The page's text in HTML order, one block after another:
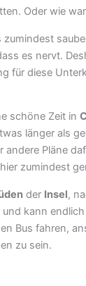
Oder wie
es nervt.
für diese
schöne Zeit in
länger als
andere Pläne
zumindest
der Insel,
kann
Bus fahren,
zu sein.